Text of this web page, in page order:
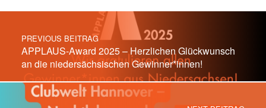
Post navigation
PREVIOUS BEITRAG
APPLAUS-Award 2025 – Herzlichen Glückwunsch
an die niedersächsischen Gewinner*innen!